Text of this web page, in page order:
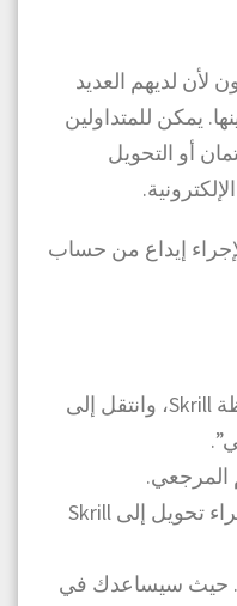
لديهم العديد
يمكن للمتداولين
أو التحويل
إيداع من حساب
قم بتسجيل الدخول إلى محفظة Skrill، وانتقل إلى
المرجعي.
من حسابك المصرفي، قم بإجراء تحويل إلى Skrill
حيث سيساعدك في